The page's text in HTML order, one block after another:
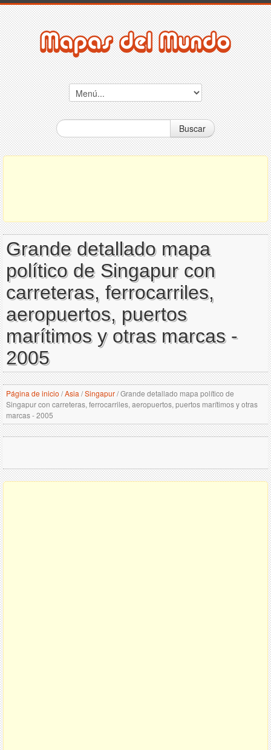
Buscar
Grande detallado mapa
político de Singapur con
carreteras, ferrocarriles,
aeropuertos, puertos
marítimos y otras marcas -
2005
Página de inicio /Asia /Singapur/Grande detallado mapa político de
Singapur con carreteras, ferrocarriles, aeropuertos, puertos marítimos y otras
marcas - 2005